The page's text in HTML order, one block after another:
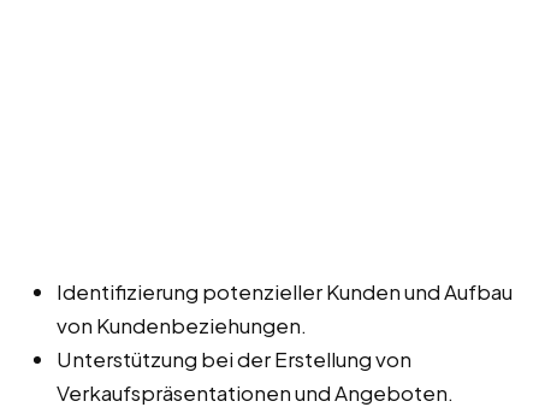
Identifizierung potenzieller Kunden und Aufbau
von Kundenbeziehungen.
Unterstützung bei der Erstellung von
Verkaufspräsentationen und Angeboten.